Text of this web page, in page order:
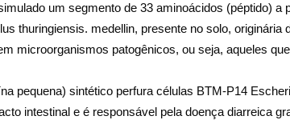
um segmento de 33 aminoácidos (péptido) a
thuringiensis. medellin, presente no solo, originária
microorganismos patogênicos, ou seja, aqueles
pequena) sintético perfura células BTM-P14
intestinal e é responsável pela doença diarreica